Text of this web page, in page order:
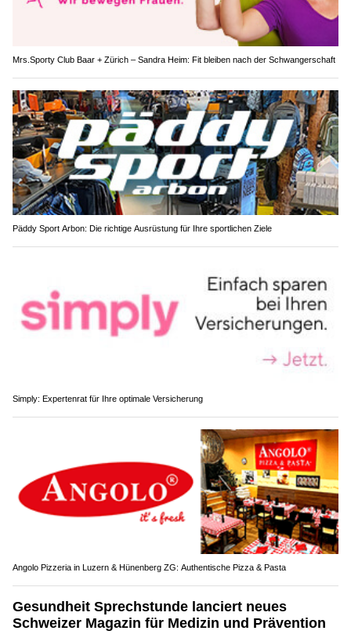
Mrs.Sporty Club Baar + Zürich – Sandra Heim: Fit bleiben nach der Schwangerschaft
Päddy Sport Arbon: Die richtige Ausrüstung für Ihre sportlichen Ziele
Simply: Expertenrat für Ihre optimale Versicherung
Angolo Pizzeria in Luzern & Hünenberg ZG: Authentische Pizza & Pasta
Gesundheit Sprechstunde lanciert neues
Schweizer Magazin für Medizin und Prävention